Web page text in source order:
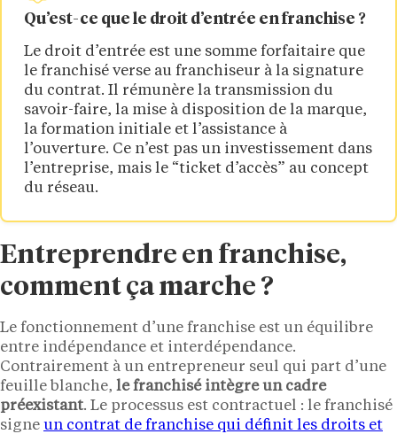
Qu’est-ce que le droit d’entrée en franchise ?
Le droit d’entrée est une somme forfaitaire que
le franchisé verse au franchiseur à la signature
du contrat. Il rémunère la transmission du
savoir-faire, la mise à disposition de la marque,
la formation initiale et l’assistance à
l’ouverture. Ce n’est pas un investissement dans
l’entreprise, mais le “ticket d’accès” au concept
du réseau.
Entreprendre en franchise,
comment ça marche ?
Le fonctionnement d’une franchise est un équilibre
entre indépendance et interdépendance.
Contrairement à un entrepreneur seul qui part d’une
feuille blanche, le franchisé intègre un cadre
préexistant. Le processus est contractuel : le franchisé
signe un contrat de franchise qui définit les droits et